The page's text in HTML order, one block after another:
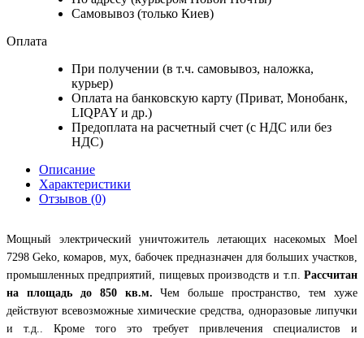
Самовывоз (только Киев)
Оплата
При получении (в т.ч. самовывоз, наложка,
курьер)
Оплата на банковскую карту (Приват, Монобанк,
LIQPAY и др.)
Предоплата на расчетный счет (с НДС или без
НДС)
Описание
Характеристики
Отзывов (0)
Мощный электрический уничтожитель летающих насекомых Moel
7298 Geko, комаров, мух, бабочек предназначен для больших участков,
промышленных предприятий, пищевых производств и т.п. Рассчитан
на площадь до 850 кв.м. Чем больше пространство, тем хуже
действуют всевозможные химические средства, одноразовые липучки
и т.д.. Кроме того это требует привлечения специалистов и